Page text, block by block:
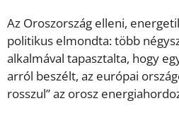
Az Oroszország elleni,
politikus elmondta: több
alkalmával tapasztalta, hogy
arról beszélt, az európai
rosszul” az orosz